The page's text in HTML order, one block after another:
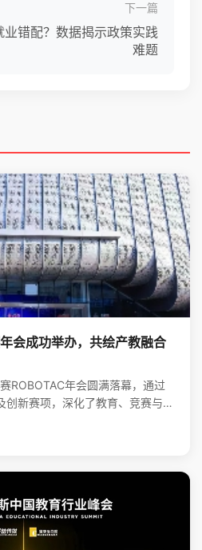
下一篇
错配？数据揭示政策实践
难题
会成功举办，共绘产教融合
ROBOTAC年会圆满落幕，通过
创新赛项，深化了教育、竞赛与产